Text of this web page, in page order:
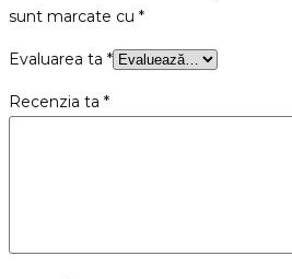
sunt marcate cu *
Evaluarea ta *
Recenzia ta *